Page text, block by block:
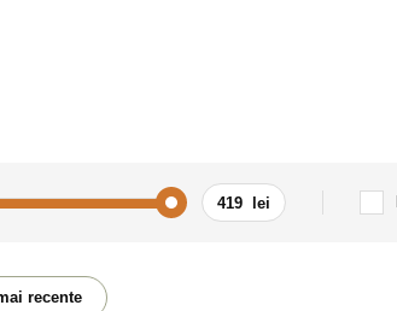
Citat / Inscripție
recente